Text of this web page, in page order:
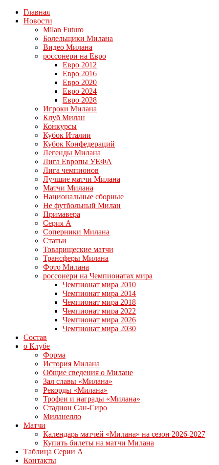
Главная
Новости
Milan Futuro
Болельщики Милана
Видео Милана
россонери на Евро
Евро 2012
Евро 2016
Евро 2020
Евро 2024
Евро 2028
Игроки Милана
Клуб Милан
Конкурсы
Кубок Италии
Кубок Конфедераций
Легенды Милана
Лига Европы УЕФА
Лига чемпионов
Лучшие матчи Милана
Матчи Милана
Национальные сборные
Не футбольный Милан
Примавера
Серия А
Соперники Милана
Статьи
Товарищеские матчи
Трансферы Милана
Фото Милана
россонери на Чемпионатах мира
Чемпионат мира 2010
Чемпионат мира 2014
Чемпионат мира 2018
Чемпионат мира 2022
Чемпионат мира 2026
Чемпионат мира 2030
Состав
о Клубе
Форма
История Милана
Общие сведения о Милане
Зал славы «Милана»
Рекорды «Милана»
Трофеи и награды «Милана»
Стадион Сан-Сиро
Миланелло
Матчи
Календарь матчей «Милана» на сезон 2026-2027
Купить билеты на матчи Милана
Таблица Серии А
Контакты